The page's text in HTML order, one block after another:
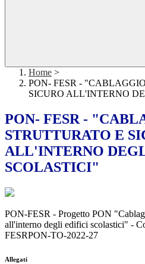
Home >
PON- FESR -
SICURO ALL'INTERNO
PON- FESR -
STRUTTURATO E
ALL'INTERNO
SCOLASTICI"
PON-FESR - Progetto PON
all'interno degli edifici scolastici" -
FESRPON-TO-2022-27
Allegati